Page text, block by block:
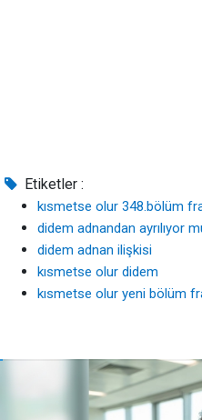
Etiketler :
kısmetse olur 348.bölüm
didem adnandan ayrılıyor
didem adnan ilişkisi
kısmetse olur didem
kısmetse olur yeni bölüm